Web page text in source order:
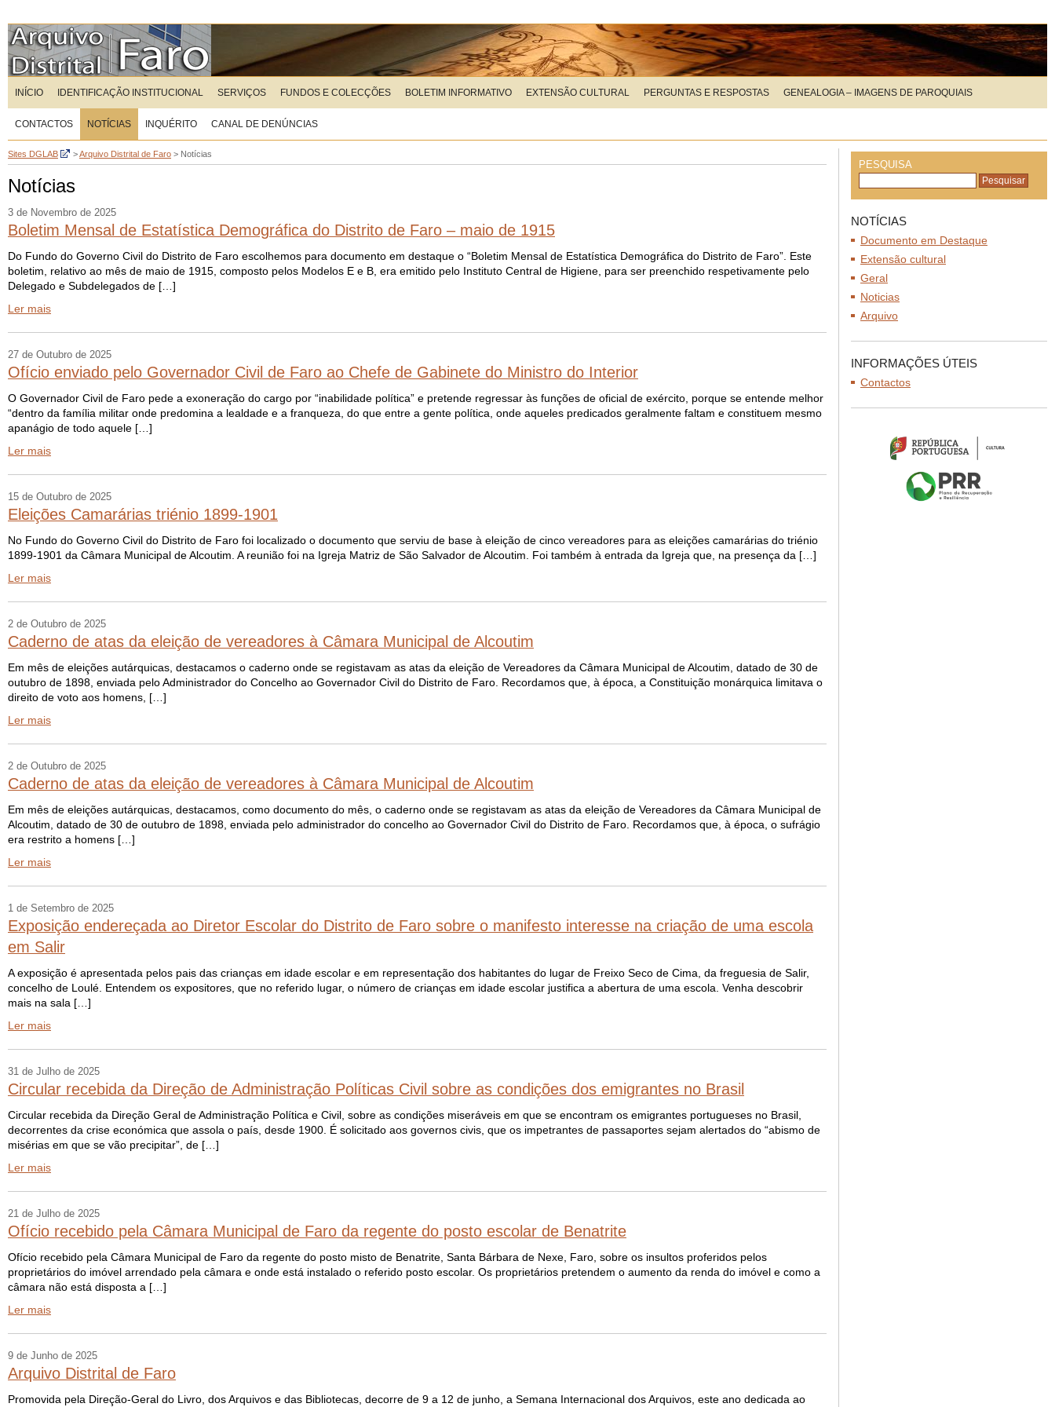
INÍCIO IDENTIFICAÇÃO INSTITUCIONAL SERVIÇOS FUNDOS E COLECÇÕES BOLETIM INFORMATIVO EXTENSÃO CULTURAL PERGUNTAS E RESPOSTAS GENEALOGIA – IMAGENS DE PAROQUIAIS
CONTACTOS NOTÍCIAS INQUÉRITO CANAL DE DENÚNCIAS
Sites DGLAB >Arquivo Distrital de Faro > Notícias
Notícias
3 de Novembro de 2025
Boletim Mensal de Estatística Demográfica do Distrito de Faro – maio de 1915
Do Fundo do Governo Civil do Distrito de Faro escolhemos para documento em destaque o “Boletim Mensal de Estatística Demográfica do Distrito de Faro”. Este
boletim, relativo ao mês de maio de 1915, composto pelos Modelos E e B, era emitido pelo Instituto Central de Higiene, para ser preenchido respetivamente pelo
Delegado e Subdelegados de […]
Ler mais
27 de Outubro de 2025
Ofício enviado pelo Governador Civil de Faro ao Chefe de Gabinete do Ministro do Interior
O Governador Civil de Faro pede a exoneração do cargo por “inabilidade política” e pretende regressar às funções de oficial de exército, porque se entende melhor
“dentro da família militar onde predomina a lealdade e a franqueza, do que entre a gente política, onde aqueles predicados geralmente faltam e constituem mesmo
apanágio de todo aquele […]
Ler mais
15 de Outubro de 2025
Eleições Camarárias triénio 1899-1901
No Fundo do Governo Civil do Distrito de Faro foi localizado o documento que serviu de base à eleição de cinco vereadores para as eleições camarárias do triénio
1899-1901 da Câmara Municipal de Alcoutim. A reunião foi na Igreja Matriz de São Salvador de Alcoutim. Foi também à entrada da Igreja que, na presença da […]
Ler mais
2 de Outubro de 2025
Caderno de atas da eleição de vereadores à Câmara Municipal de Alcoutim
Em mês de eleições autárquicas, destacamos o caderno onde se registavam as atas da eleição de Vereadores da Câmara Municipal de Alcoutim, datado de 30 de
outubro de 1898, enviada pelo Administrador do Concelho ao Governador Civil do Distrito de Faro. Recordamos que, à época, a Constituição monárquica limitava o
direito de voto aos homens, […]
Ler mais
2 de Outubro de 2025
Caderno de atas da eleição de vereadores à Câmara Municipal de Alcoutim
Em mês de eleições autárquicas, destacamos, como documento do mês, o caderno onde se registavam as atas da eleição de Vereadores da Câmara Municipal de
Alcoutim, datado de 30 de outubro de 1898, enviada pelo administrador do concelho ao Governador Civil do Distrito de Faro. Recordamos que, à época, o sufrágio
era restrito a homens […]
Ler mais
1 de Setembro de 2025
Exposição endereçada ao Diretor Escolar do Distrito de Faro sobre o manifesto interesse na criação de uma escola
em Salir
A exposição é apresentada pelos pais das crianças em idade escolar e em representação dos habitantes do lugar de Freixo Seco de Cima, da freguesia de Salir,
concelho de Loulé. Entendem os expositores, que no referido lugar, o número de crianças em idade escolar justifica a abertura de uma escola. Venha descobrir
mais na sala […]
Ler mais
31 de Julho de 2025
Circular recebida da Direção de Administração Políticas Civil sobre as condições dos emigrantes no Brasil
Circular recebida da Direção Geral de Administração Política e Civil, sobre as condições miseráveis em que se encontram os emigrantes portugueses no Brasil,
decorrentes da crise económica que assola o país, desde 1900. É solicitado aos governos civis, que os impetrantes de passaportes sejam alertados do “abismo de
misérias em que se vão precipitar”, de […]
Ler mais
21 de Julho de 2025
Ofício recebido pela Câmara Municipal de Faro da regente do posto escolar de Benatrite
Ofício recebido pela Câmara Municipal de Faro da regente do posto misto de Benatrite, Santa Bárbara de Nexe, Faro, sobre os insultos proferidos pelos
proprietários do imóvel arrendado pela câmara e onde está instalado o referido posto escolar. Os proprietários pretendem o aumento da renda do imóvel e como a
câmara não está disposta a […]
Ler mais
9 de Junho de 2025
Arquivo Distrital de Faro
Promovida pela Direção-Geral do Livro, dos Arquivos e das Bibliotecas, decorre de 9 a 12 de junho, a Semana Internacional dos Arquivos, este ano dedicada ao
PESQUISA
NOTÍCIAS
Documento em Destaque
Extensão cultural
Geral
Noticias
Arquivo
INFORMAÇÕES ÚTEIS
Contactos